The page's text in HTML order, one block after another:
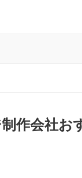
作会社お